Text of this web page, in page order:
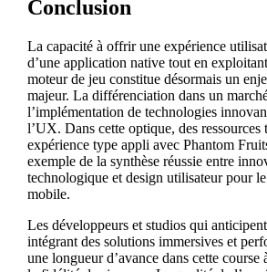
Conclusion
La capacité à offrir une expérience
d’une application native tout en
moteur de jeu constitue désormais un
majeur. La différenciation dans un
l’implémentation de technologies
l’UX. Dans cette optique, des ressources
expérience type appli avec Phantom
exemple de la synthèse réussie entre
technologique et design utilisateur pour
mobile.
Les développeurs et studios qui
intégrant des solutions immersives et
une longueur d’avance dans cette course